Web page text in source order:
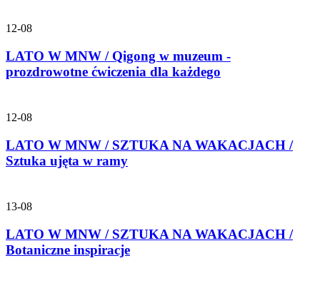
12-08
LATO W MNW / Qigong w muzeum -
prozdrowotne ćwiczenia dla każdego
12-08
LATO W MNW / SZTUKA NA WAKACJACH /
Sztuka ujęta w ramy
13-08
LATO W MNW / SZTUKA NA WAKACJACH /
Botaniczne inspiracje